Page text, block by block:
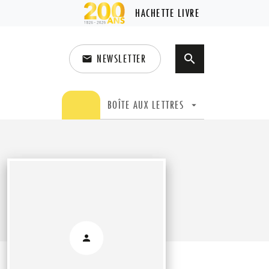
HACHETTE LIVRE
email NEWSLETTER search
BOÎTE AUX LETTRES arrow_drop_down